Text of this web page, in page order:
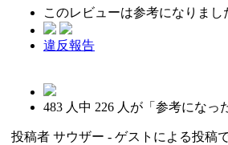
このレビューは参考になりまし
違反報告
483 人中 226 人が「参考になっ
投稿者 サウザー - ゲストによる投稿